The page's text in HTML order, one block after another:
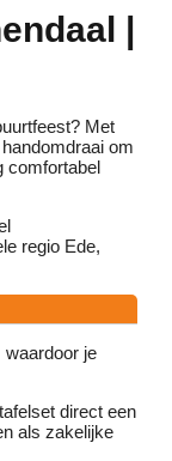
|
Met
om
comfortabel
regio Ede,
je
direct een
als zakelijke